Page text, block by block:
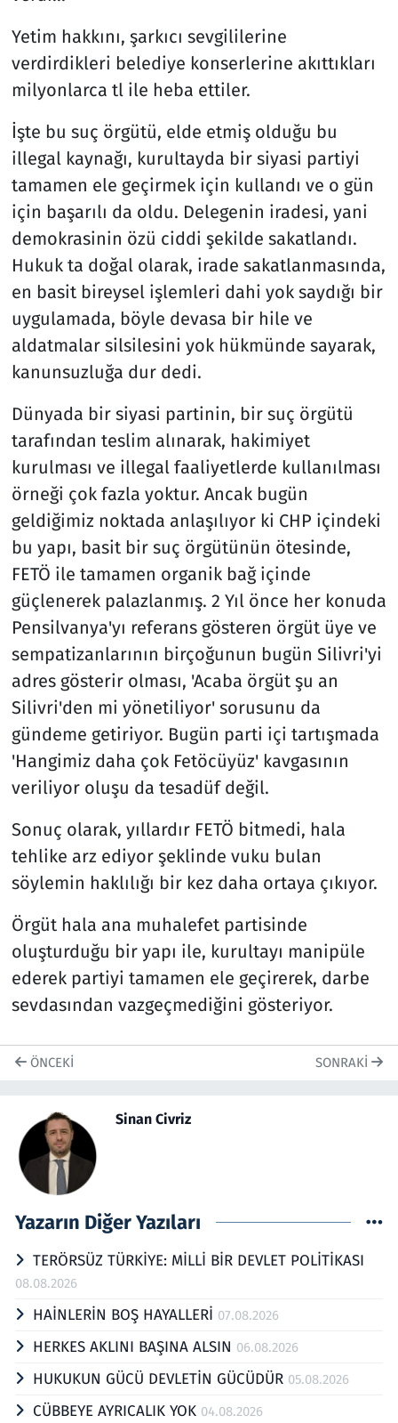
Yetim hakkını, şarkıcı sevgililerine
verdirdikleri belediye konserlerine akıttıkları
milyonlarca tl ile heba ettiler.
İşte bu suç örgütü, elde etmiş olduğu bu
illegal kaynağı, kurultayda bir siyasi partiyi
tamamen ele geçirmek için kullandı ve o gün
için başarılı da oldu. Delegenin iradesi, yani
demokrasinin özü ciddi şekilde sakatlandı.
Hukuk ta doğal olarak, irade sakatlanmasında,
en basit bireysel işlemleri dahi yok saydığı bir
uygulamada, böyle devasa bir hile ve
aldatmalar silsilesini yok hükmünde sayarak,
kanunsuzluğa dur dedi.
Dünyada bir siyasi partinin, bir suç örgütü
tarafından teslim alınarak, hakimiyet
kurulması ve illegal faaliyetlerde kullanılması
örneği çok fazla yoktur. Ancak bugün
geldiğimiz noktada anlaşılıyor ki CHP içindeki
bu yapı, basit bir suç örgütünün ötesinde,
FETÖ ile tamamen organik bağ içinde
güçlenerek palazlanmış. 2 Yıl önce her konuda
Pensilvanya'yı referans gösteren örgüt üye ve
sempatizanlarının birçoğunun bugün Silivri'yi
adres gösterir olması, 'Acaba örgüt şu an
Silivri'den mi yönetiliyor' sorusunu da
gündeme getiriyor. Bugün parti içi tartışmada
'Hangimiz daha çok Fetöcüyüz' kavgasının
veriliyor oluşu da tesadüf değil.
Sonuç olarak, yıllardır FETÖ bitmedi, hala
tehlike arz ediyor şeklinde vuku bulan
söylemin haklılığı bir kez daha ortaya çıkıyor.
Örgüt hala ana muhalefet partisinde
oluşturduğu bir yapı ile, kurultayı manipüle
ederek partiyi tamamen ele geçirerek, darbe
sevdasından vazgeçmediğini gösteriyor.
ÖNCEKI SONRAKI
Sinan Civriz
Yazarın Diğer Yazıları
TERÖRSÜZ TÜRKİYE: MİLLİ BİR DEVLET POLİTİKASI
08.08.2026
HAİNLERİN BOŞ HAYALLERİ 07.08.2026
HERKES AKLINI BAŞINA ALSIN 06.08.2026
HUKUKUN GÜCÜ DEVLETİN GÜCÜDÜR 05.08.2026
CÜBBEYE AYRICALIK YOK 04.08.2026